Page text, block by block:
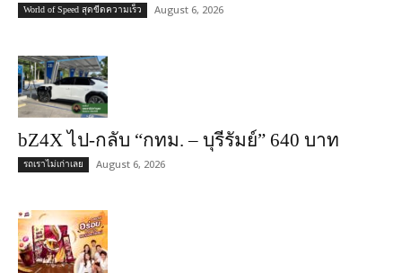
World of Speed สุดขีดความเร็ว August 6, 2026
bZ4X ไป-กลับ “กทม. – บุรีรัมย์” 640 บาท
รถเราไม่เก่าเลย August 6, 2026